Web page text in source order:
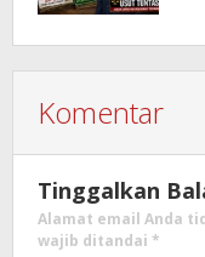
Komentar
Tinggalkan
Alamat email Anda
wajib ditandai *